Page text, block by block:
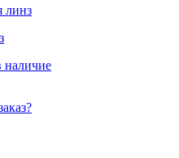
линз
наличие